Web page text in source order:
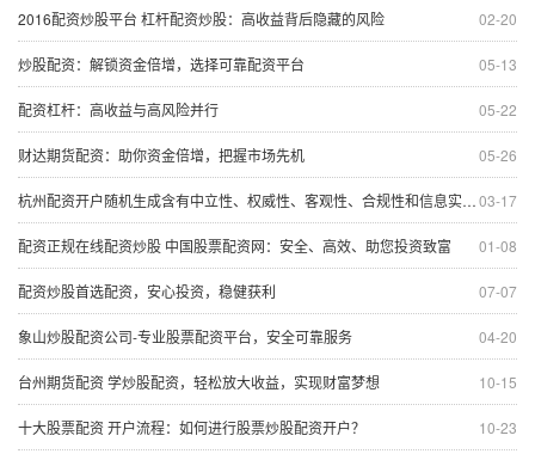
02-20
2016配资炒股平台 杠杆配资炒股：高收益背后隐藏的风险
05-13
炒股配资：解锁资金倍增，选择可靠配资平台
05-22
配资杠杆：高收益与高风险并行
05-26
财达期货配资：助你资金倍增，把握市场先机
03-17
杭州配资开户随机生成含有中立性、权威性、客观性、合规性和信息实用性适合网站发布不超30字的标题
01-08
配资正规在线配资炒股 中国股票配资网：安全、高效、助您投资致富
07-07
配资炒股首选配资，安心投资，稳健获利
04-20
象山炒股配资公司-专业股票配资平台，安全可靠服务
10-15
台州期货配资 学炒股配资，轻松放大收益，实现财富梦想
10-23
十大股票配资 开户流程：如何进行股票炒股配资开户？